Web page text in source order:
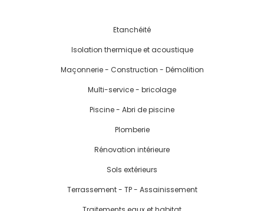
Etanchéité
Isolation thermique et acoustique
Maçonnerie - Construction - Démolition
Multi-service - bricolage
Piscine - Abri de piscine
Plomberie
Rénovation intérieure
Sols extérieurs
Terrassement - TP - Assainissement